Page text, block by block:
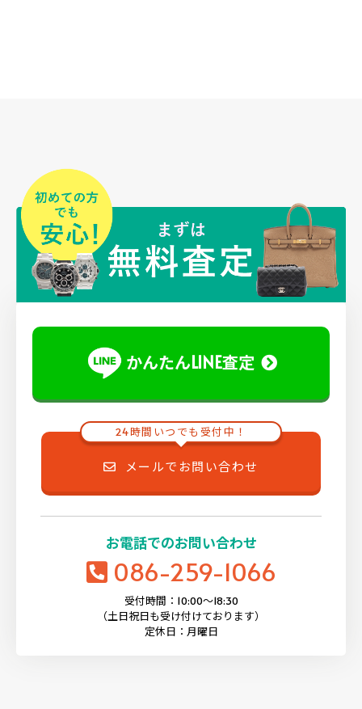
かんたんLINE査定
24時間いつでも受付中！
メールでお問い合わせ
お電話でのお問い合わせ
086-259-1066
受付時間：10:00〜18:30
（土日祝日も受け付けております）
定休日：月曜日